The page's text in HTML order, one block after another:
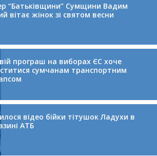
“Батьківщини” Сумщини Вадим
вітає жінок зі святом весни
програш на виборах ЄС хоче
сумчанам транспортним
відео бійки тітушок Ладухи в
АТБ